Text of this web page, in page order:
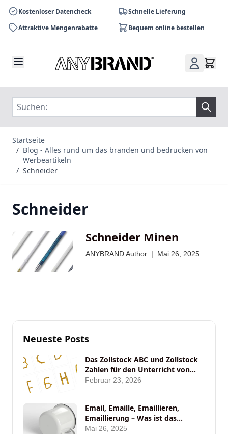
Kostenloser Datencheck
Schnelle Lieferung
Attraktive Mengenrabatte
Bequem online bestellen
Startseite
/ Blog - Alles rund um das branden und bedrucken von
Werbeartikeln
/ Schneider
Schneider
Schneider Minen
ANYBRAND Author | Mai 26, 2025
Neueste Posts
Das Zollstock ABC und Zollstock
Zahlen für den Unterricht von
ANYBRAND
Februar 23, 2026
Email, Emaille, Emaillieren,
Emaillierung – Was ist das
eigentlich?
Mai 26, 2025